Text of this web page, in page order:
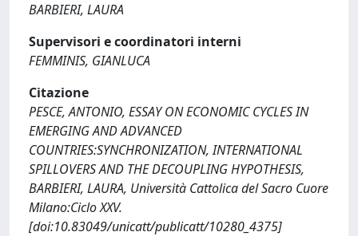
BARBIERI, LAURA
Supervisori e coordinatori interni
FEMMINIS, GIANLUCA
Citazione
PESCE, ANTONIO, ESSAY ON ECONOMIC CYCLES IN
EMERGING AND ADVANCED
COUNTRIES:SYNCHRONIZATION, INTERNATIONAL
SPILLOVERS AND THE DECOUPLING HYPOTHESIS,
BARBIERI, LAURA, Università Cattolica del Sacro Cuore
Milano:Ciclo XXV.
[doi:10.83049/unicatt/publicatt/10280_4375]